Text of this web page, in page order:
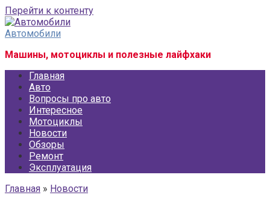
Перейти к контенту
Автомобили
Машины, мотоциклы и полезные лайфхаки
Главная
Авто
Вопросы про авто
Интересное
Мотоциклы
Новости
Обзоры
Ремонт
Эксплуатация
Главная » Новости